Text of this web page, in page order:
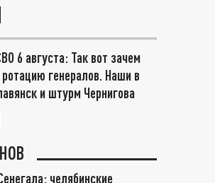
6 августа: Так вот зачем
генералов. Наши в
и штурм Чернигова
челябинские